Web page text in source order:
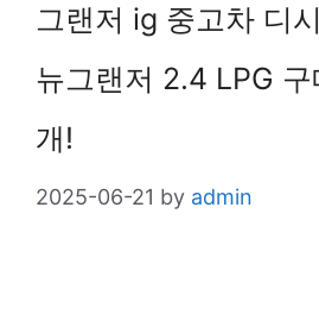
그랜저 ig 중고차 디
뉴그랜저 2.4 LPG
개!
2025-06-21 by admin